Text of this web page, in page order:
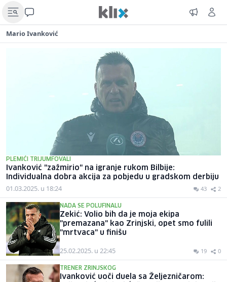
Mario Ivanković
PLEMIĆI TRIJUMFOVALI
Ivanković "zažmirio" na igranje rukom Bilbije:
Individualna dobra akcija za pobjedu u gradskom derbiju
01.03.2025. u 18:24 43 2
NADA SE POLUFINALU
Zekić: Volio bih da je moja ekipa
"premazana" kao Zrinjski, opet smo fulili
"mrtvaca" u finišu
25.02.2025. u 22:45 19 0
TRENER ZRINJSKOG
Ivanković uoči duela sa Željezničarom: